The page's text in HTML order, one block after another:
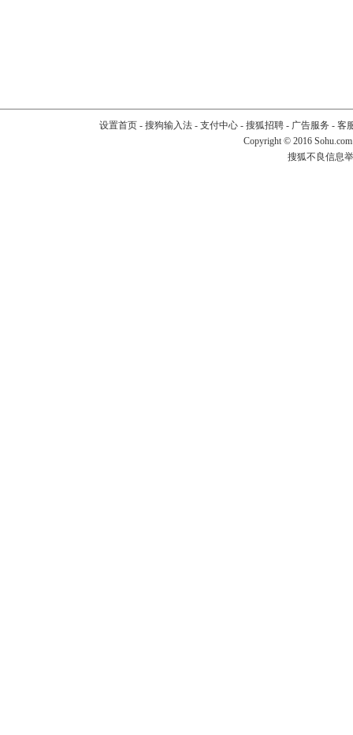
设置首页- 搜狗输入法- 支付中心- 搜狐招聘- 广告服务 - 客
Copyright © 2016
搜狐不良信息